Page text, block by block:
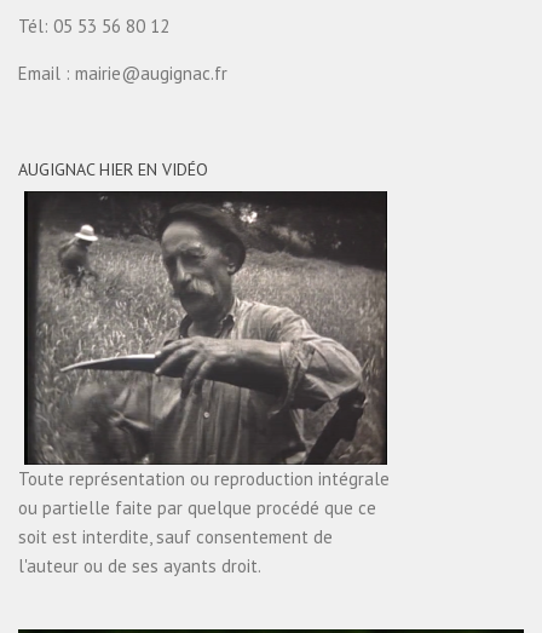
Tél: 05 53 56 80 12
Email : mairie@augignac.fr
AUGIGNAC HIER EN VIDÉO
Toute représentation ou reproduction intégrale
ou partielle faite par quelque procédé que ce
soit est interdite, sauf consentement de
l'auteur ou de ses ayants droit.